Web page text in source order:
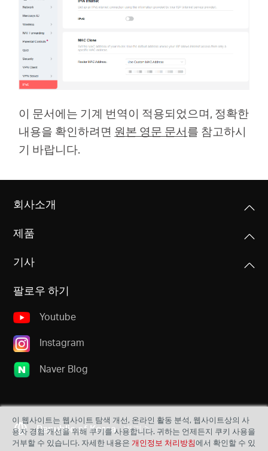
이 문서에는 기계 번역이 적용되었으며, 정확한
내용을 확인하려면 원본 영문 문서를 참고하시
기 바랍니다.
회사소개
제품
기사
팔로우 하기
Youtube
Instagram
Naver Blog
Republic of Korea 변경
이 웹사이트는 웹사이트 탐색 개선, 온라인 활동 분석, 웹사이트상의 사
용자 경험 개선을 위해 쿠키를 사용합니다. 귀하는 언제든지 쿠키 사용을
거부할 수 있습니다. 자세한 내용은 개인정보 처리방침에서 확인할 수 있